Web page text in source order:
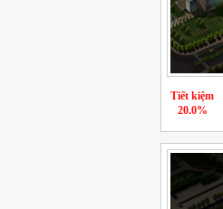
Tiết kiệm
20.0%